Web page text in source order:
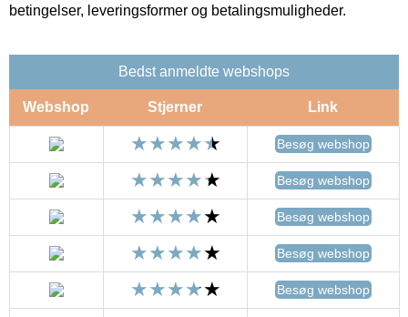
betingelser, leveringsformer og betalingsmuligheder.
Bedst anmeldte webshops
Webshop Stjerner Link
Besøg webshop
Besøg webshop
Besøg webshop
Besøg webshop
Besøg webshop